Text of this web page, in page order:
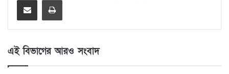
এই বিভাগের আরও সংবাদ